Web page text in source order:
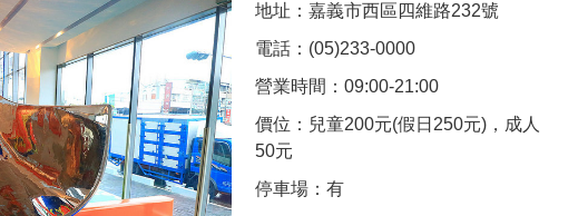
地址：嘉義市西區四維路232號
電話：(05)233-0000
營業時間：09:00-21:00
價位：兒童200元(假日250元)，成人
50元
停車場：有